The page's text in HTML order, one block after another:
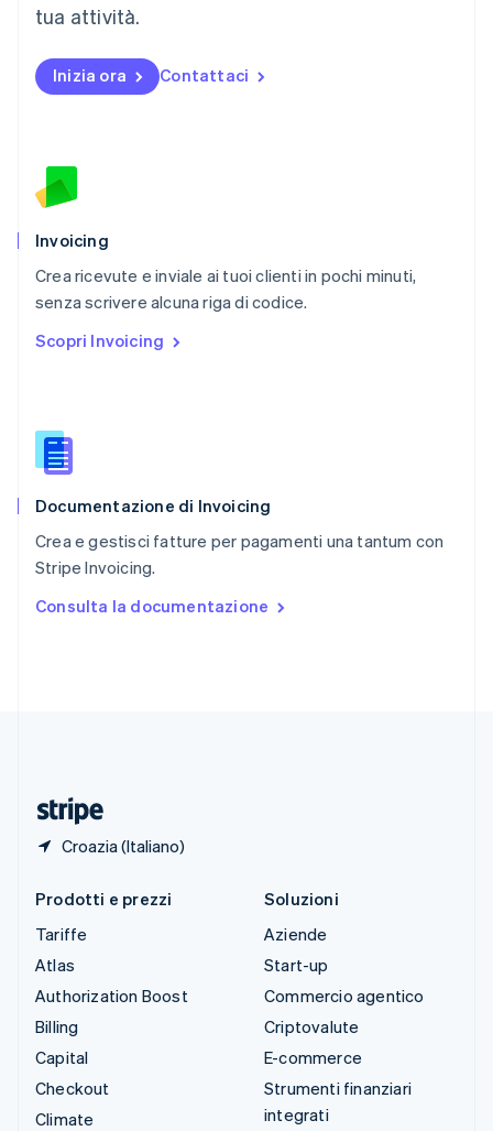
tua attività.
Inizia ora Contattaci
Invoicing
Crea ricevute e inviale ai tuoi clienti in pochi minuti,
senza scrivere alcuna riga di codice.
Scopri Invoicing
Documentazione di Invoicing
Crea e gestisci fatture per pagamenti una tantum con
Stripe Invoicing.
Consulta la documentazione
Croazia (Italiano)
Norvegia
Nuova Zelanda
English
Paesi Bassi
English
Portogallo
RAS di Hong Kong, Cina
English
Regno Unito
English
English
English
Slovacchia
Slovenia
Spagna
EspañolEnglish
English Español简体中文
Prodotti e prezzi
Tariffe
Atlas
Authorization Boost
Billing
Capital
Checkout
Climate
Soluzioni
Aziende
Start-up
Commercio agentico
Criptovalute
E-commerce
Strumenti finanziari
integrati